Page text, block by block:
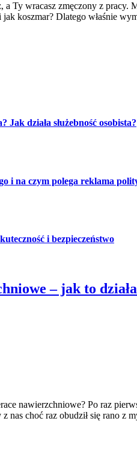
a Ty wracasz zmęczony z
koszmar? Dlatego właśnie
Jak działa służebność osobista?
i na czym polega reklama
i bezpieczeństwo
– jak to
nawierzchniowe? Po raz
nas choć raz obudził się rano z